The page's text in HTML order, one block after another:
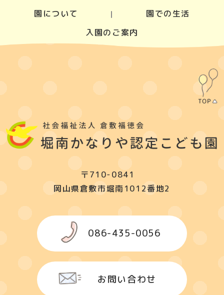
園について
園での生活
入園のご案内
〒710-0841
岡山県倉敷市堀南1012番地2
086-435-0056
お問い合わせ